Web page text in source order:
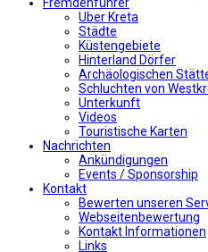
Uber Kreta
Städte
Küstengebiete
Hinterland Dörfer
Archäologischen
Schluchten von
Unterkunft
Videos
Touristische Karten
Nachrichten
Ankündigungen
Events / Sponsorship
Kontakt
Bewerten unseren
Webseitenbewertung
Kontakt Informationen
Links